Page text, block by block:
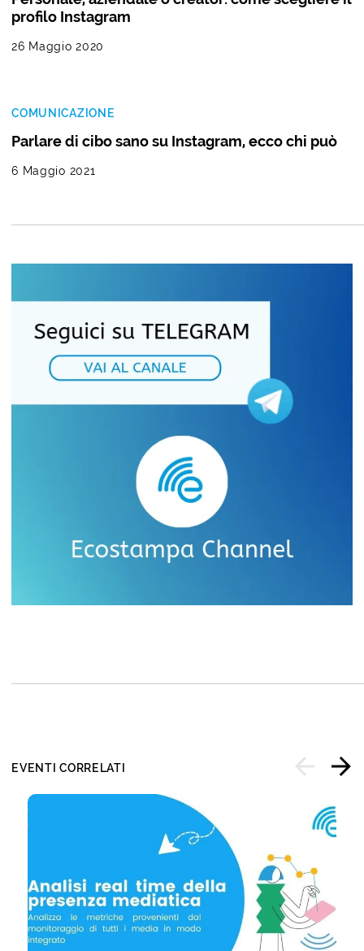
profilo Instagram
26 Maggio 2020
COMUNICAZIONE
Parlare di cibo sano su Instagram, ecco chi può
6 Maggio 2021
EVENTI CORRELATI